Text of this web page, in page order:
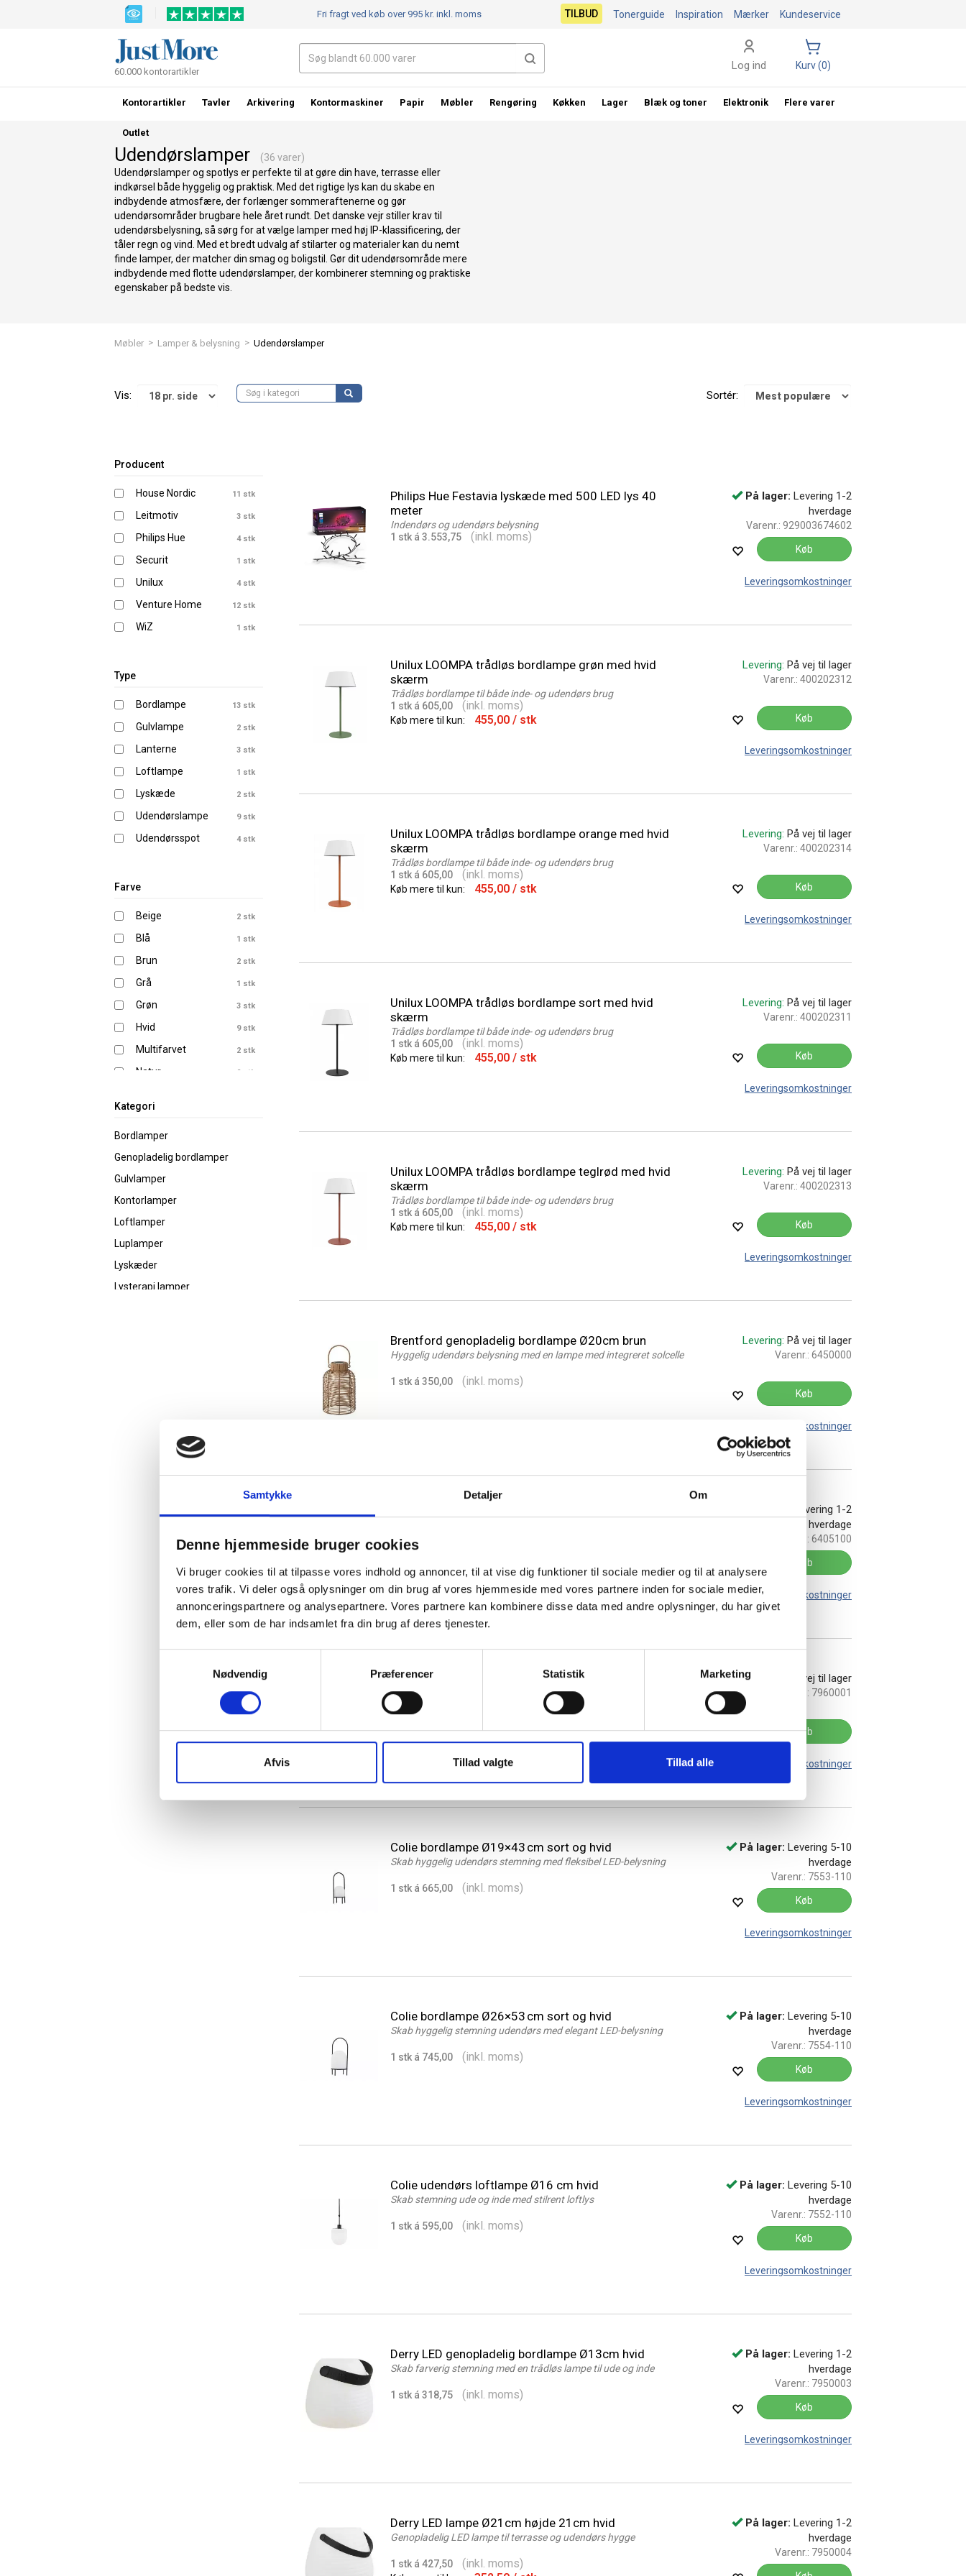
Samtykke Detaljer Om
Denne hjemmeside bruger cookies
Vi bruger cookies til at tilpasse vores indhold og annoncer, til at vise dig funktioner til sociale medier og til at analysere
vores trafik. Vi deler også oplysninger om din brug af vores hjemmeside med vores partnere inden for sociale medier,
annonceringspartnere og analysepartnere. Vores partnere kan kombinere disse data med andre oplysninger, du har givet
dem, eller som de har indsamlet fra din brug af deres tjenester.
Nødvendig
Præferencer Statistik Marketing
Afvis Tillad valgte Tillad alle
Udendørslamper (36 varer)
Udendørslamper og spotlys er perfekte til at gøre din have, terrasse eller
indkørsel både hyggelig og praktisk. Med det rigtige lys kan du skabe en
indbydende atmosfære, der forlænger sommeraftenerne og gør
udendørsområder brugbare hele året rundt. Det danske vejr stiller krav til
udendørsbelysning, så sørg for at vælge lamper med høj IP-klassificering, der
tåler regn og vind. Med et bredt udvalg af stilarter og materialer kan du nemt
finde lamper, der matcher din smag og boligstil. Gør dit udendørsområde mere
indbydende med flotte udendørslamper, der kombinerer stemning og praktiske
egenskaber på bedste vis.
Møbler > Lamper & belysning > Udendørslamper
Vis: Sortér:
Producent
House Nordic 11 stk
Leitmotiv 3 stk
Philips Hue 4 stk
Securit 1 stk
Unilux 4 stk
Venture Home 12 stk
WiZ 1 stk
Type
Bordlampe 13 stk
Gulvlampe 2 stk
Lanterne 3 stk
Loftlampe 1 stk
Lyskæde 2 stk
Udendørslampe 9 stk
Udendørsspot 4 stk
Farve
Beige 2 stk
Blå 1 stk
Brun 2 stk
Grå 1 stk
Grøn 3 stk
Hvid 9 stk
Multifarvet 2 stk
Natur 2 stk
Sort
Sort|Hvid
Kategori
Bordlamper
Genopladelig bordlamper
Gulvlamper
Kontorlamper
Loftlamper
Luplamper
Lyskæder
Lysterapi lamper
Philips Hue Festavia lyskæde med 500 LED lys 40
meter
Indendørs og udendørs belysning
1 stk á 3.553,75
(inkl. moms)
På lager: Levering 1-2
hverdage
Varenr.: 929003674602
Køb
Leveringsomkostninger
Unilux LOOMPA trådløs bordlampe grøn med hvid
skærm
Trådløs bordlampe til både inde- og udendørs brug
1 stk á 605,00
(inkl. moms)
Levering: På vej til lager
Varenr.: 400202312
Køb mere til kun: 455,00 / stk Køb
Leveringsomkostninger
Unilux LOOMPA trådløs bordlampe orange med hvid
skærm
Trådløs bordlampe til både inde- og udendørs brug
1 stk á 605,00
(inkl. moms)
Levering: På vej til lager
Varenr.: 400202314
Køb mere til kun: 455,00 / stk Køb
Leveringsomkostninger
Unilux LOOMPA trådløs bordlampe sort med hvid
skærm
Trådløs bordlampe til både inde- og udendørs brug
1 stk á 605,00
(inkl. moms)
Levering: På vej til lager
Varenr.: 400202311
Køb mere til kun: 455,00 / stk Køb
Leveringsomkostninger
Unilux LOOMPA trådløs bordlampe teglrød med hvid
skærm
Trådløs bordlampe til både inde- og udendørs brug
1 stk á 605,00
(inkl. moms)
Levering: På vej til lager
Varenr.: 400202313
Køb mere til kun: 455,00 / stk Køb
Leveringsomkostninger
Brentford genopladelig bordlampe Ø20cm brun
Hyggelig udendørs belysning med en lampe med integreret solcelle
1 stk á 350,00 (inkl. moms)
Levering: På vej til lager
Varenr.: 6450000
Køb
Leveringsomkostninger
1 stk á 360,00
Levering 1-2
hverdage
Varenr.: 6405100
Køb
Leveringsomkostninger
Carlisle lampe genopladelig med integreret solcelle
natur
Solcellelampe med spyd til nem belysning i haven
Levering: På vej til lager
Varenr.: 7960001
Køb
Leveringsomkostninger
Colie bordlampe Ø19×43 cm sort og hvid
Skab hyggelig udendørs stemning med fleksibel LED-belysning
1 stk á 665,00 (inkl. moms)
På lager: Levering 5-10
hverdage
Varenr.: 7553-110
Køb
Leveringsomkostninger
Colie bordlampe Ø26×53 cm sort og hvid
Skab hyggelig stemning udendørs med elegant LED-belysning
1 stk á 745,00 (inkl. moms)
På lager: Levering 5-10
hverdage
Varenr.: 7554-110
Køb
Leveringsomkostninger
Colie udendørs loftlampe Ø16 cm hvid
Skab stemning ude og inde med stilrent loftlys
1 stk á 595,00 (inkl. moms)
På lager: Levering 5-10
hverdage
Varenr.: 7552-110
Køb
Leveringsomkostninger
Derry LED genopladelig bordlampe Ø13cm hvid
Skab farverig stemning med en trådløs lampe til ude og inde
1 stk á 318,75 (inkl. moms)
På lager: Levering 1-2
hverdage
Varenr.: 7950003
Køb
Leveringsomkostninger
Derry LED lampe Ø21cm højde 21cm hvid
Genopladelig LED lampe til terrasse og udendørs hygge
1 stk á 427,50 (inkl. moms)
På lager: Levering 1-2
hverdage
Varenr.: 7950004
Fri fragt ved køb over 995 kr.inkl. moms Kundeservice
Mærker
Inspiration
Tonerguide
TILBUD
60.000 kontorartikler Log ind Kurv (0)
Kontorartikler Tavler Arkivering Kontormaskiner Papir Møbler Rengøring Køkken Lager Blæk og toner Elektronik Flere varer
Outlet